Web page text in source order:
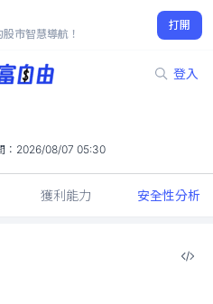
市智慧導航！
打開
登入
2026/08/07 05:30
獲利能力 安全性分析